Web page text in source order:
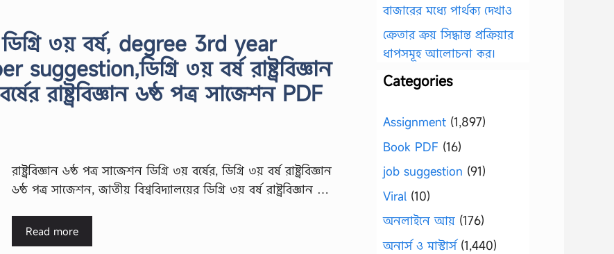
ডিগ্রি ৩য় বর্ষ, degree 3rd year
৩য় বর্ষ রাষ্ট্রবিজ্ঞান
রাষ্ট্রবিজ্ঞান ৬ষ্ঠ পত্র সাজেশন PDF
রাষ্ট্রবিজ্ঞান ৬ষ্ঠ পত্র সাজেশন ডিগ্রি ৩য় বর্ষের, ডিগ্রি ৩য় বর্ষ রাষ্ট্রবিজ্ঞান
৬ষ্ঠ পত্র সাজেশন, জাতীয় বিশ্ববিদ্যালয়ের ডিগ্রি ৩য় বর্ষ রাষ্ট্রবিজ্ঞান …
Read more
বাজারের মধ্যে পার্থক্য দেখাও
ক্রেতার ক্রয় সিদ্ধান্ত প্রক্রিয়ার
ধাপসমূহ আলোচনা কর।
Categories
Assignment (1,897)
Book PDF (16)
job suggestion (91)
Viral (10)
অনলাইনে আয় (176)
অনার্স ও মাস্টার্স(1,440)